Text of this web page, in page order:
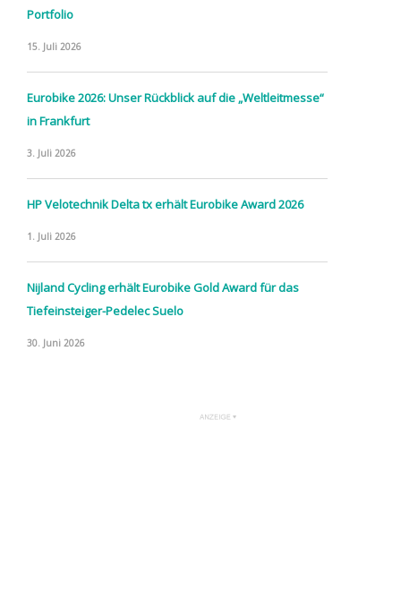
Portfolio
15. Juli 2026
Eurobike 2026: Unser Rückblick auf die „Weltleitmesse“
in Frankfurt
3. Juli 2026
HP Velotechnik Delta tx erhält Eurobike Award 2026
1. Juli 2026
Nijland Cycling erhält Eurobike Gold Award für das
Tiefeinsteiger-Pedelec Suelo
30. Juni 2026